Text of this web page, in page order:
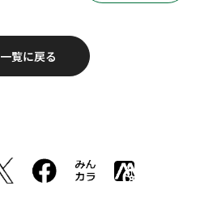
一覧に戻る